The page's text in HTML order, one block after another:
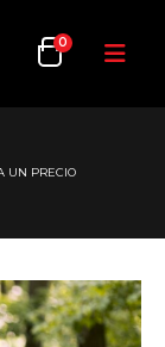
0
UN PRECIO